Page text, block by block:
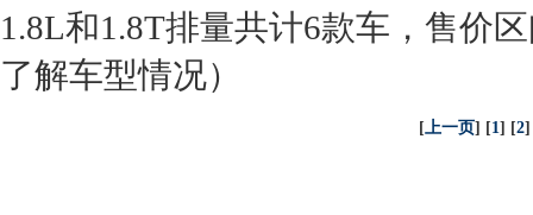
1.8L和1.8T排量共计6款车，售价
了解车型情况）
[上一页] [1] [2]